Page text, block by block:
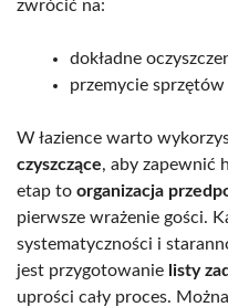
zwrócić na:
dokładne
przemycie sprzętów
W łazience warto
czyszczące, aby zapewnić
etap to organizacja
pierwsze wrażenie gości.
systematyczności i
jest przygotowanie listy
uprości cały proces.